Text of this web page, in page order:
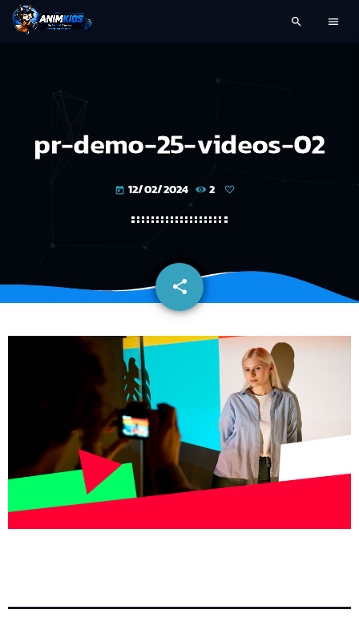
search menu
pr-demo-25-videos-02
today 12/02/2024 2
share
email